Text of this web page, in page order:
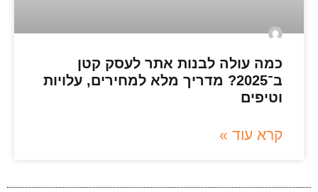
כמה עולה לבנות אתר לעסק קטן
ב־2025? מדריך מלא למחירים, עלויות
וטיפים
קרא עוד »